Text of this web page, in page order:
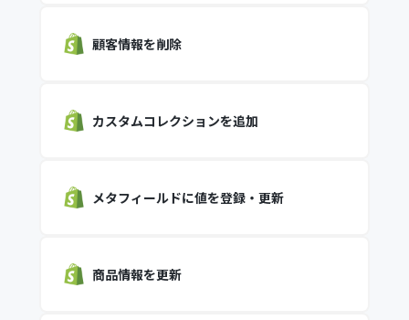
顧客情報を削除
カスタムコレクションを追加
メタフィールドに値を登録・更新
商品情報を更新